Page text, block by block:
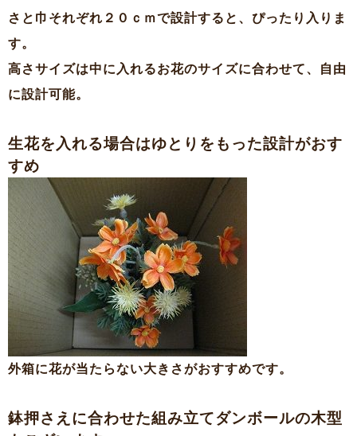
さと巾それぞれ２０ｃｍで設計すると、ぴったり入りま
す。
高さサイズは中に入れるお花のサイズに合わせて、自由
に設計可能。
生花を入れる場合はゆとりをもった設計がおす
すめ
外箱に花が当たらない大きさがおすすめです。
鉢押さえに合わせた組み立てダンボールの木型